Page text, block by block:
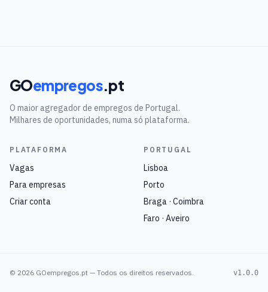
GOempregos.pt
O maior agregador de empregos de Portugal.
Milhares de oportunidades, numa só plataforma.
PLATAFORMA
Vagas
Para empresas
Criar conta
PORTUGAL
Lisboa
Porto
Braga · Coimbra
Faro · Aveiro
© 2026 GOempregos.pt — Todos os direitos reservados. v1.0.0